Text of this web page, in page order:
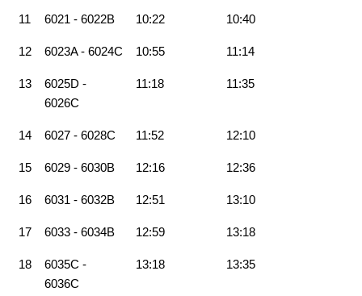
11 6021 - 6022B 10:22 10:40
12 6023A - 6024C 10:55 11:14
13
6025D -
6026C
11:18 11:35
14 6027 - 6028C 11:52 12:10
15 6029 - 6030B 12:16 12:36
16 6031 - 6032B 12:51 13:10
17 6033 - 6034B 12:59 13:18
18
6035C -
6036C
13:18 13:35